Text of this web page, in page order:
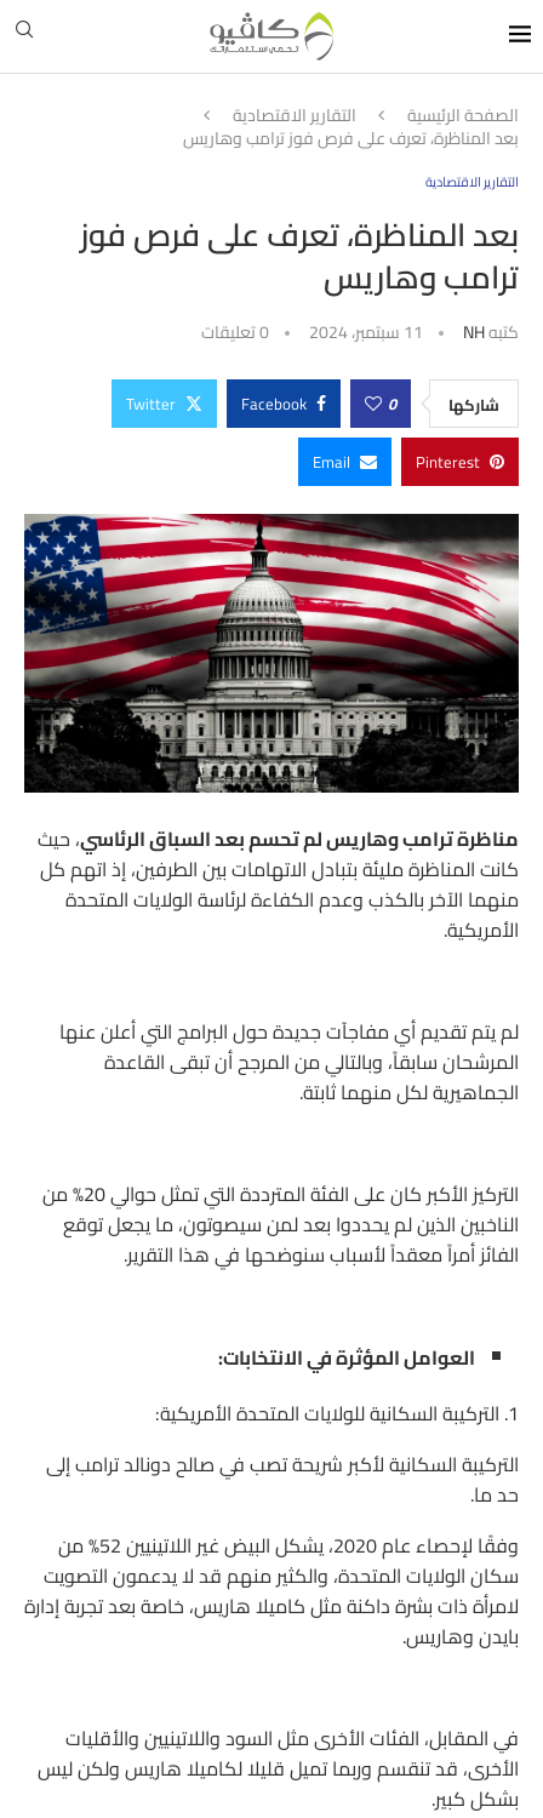
الصفحة الرئيسية التقارير الاقتصادية
بعد المناظرة، تعرف على فرص فوز ترامب وهاريس
التقارير الاقتصادية
بعد المناظرة، تعرف على فرص فوز
ترامب وهاريس
كتبهNH 11 سبتمبر، 2024 0 تعليقات
شاركها 0
Facebook
Twitter
Pinterest
Email
مناظرة ترامب وهاريس لم تحسم بعد السباق الرئاسي، حيث
كانت المناظرة مليئة بتبادل الاتهامات بين الطرفين، إذ اتهم كل
منهما الآخر بالكذب وعدم الكفاءة لرئاسة الولايات المتحدة
الأمريكية.
لم يتم تقديم أي مفاجآت جديدة حول البرامج التي أعلن عنها
المرشحان سابقاً، وبالتالي من المرجح أن تبقى القاعدة
الجماهيرية لكل منهما ثابتة.
التركيز الأكبر كان على الفئة المترددة التي تمثل حوالي 20% من
الناخبين الذين لم يحددوا بعد لمن سيصوتون، ما يجعل توقع
الفائز أمراً معقداً لأسباب سنوضحها في هذا التقرير.
العوامل المؤثرة في الانتخابات:
1. التركيبة السكانية للولايات المتحدة الأمريكية:
التركيبة السكانية لأكبر شريحة تصب في صالح دونالد ترامب إلى
حد ما.
وفقًا لإحصاء عام 2020، يشكل البيض غير اللاتينيين 52% من
سكان الولايات المتحدة، والكثير منهم قد لا يدعمون التصويت
لامرأة ذات بشرة داكنة مثل كاميلا هاريس، خاصة بعد تجربة إدارة
بايدن وهاريس.
في المقابل، الفئات الأخرى مثل السود واللاتينيين والأقليات
الأخرى، قد تنقسم وربما تميل قليلا لكاميلا هاريس ولكن ليس
بشكل كبير.